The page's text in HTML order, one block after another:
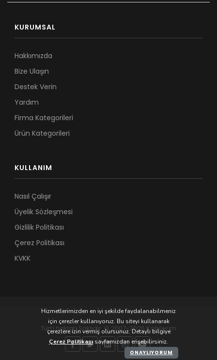
KURUMSAL
Hakkımızda
Bize Ulaşın
Destek Verin
Yardım
Firma Kategorileri
Ürün Kategorileri
KULLANIM
Nasıl Çalışır
Üyelik Sözleşmesi
Gizlilik Politikası
Çerez Politikası
KVKK
Tüm hakları Saklıdır. © 2007-2026 Kobilerim
Hizmetlerimizden en iyi şekilde faydalanabilmeniz
için çerezler kullanıyoruz. Bu siteyi kullanarak
çerezlere izin vermiş olursunuz. Detaylı bilgiye
Çerez Politikasısayfamızdan erişebilirsiniz.
ONAYLIYORUM